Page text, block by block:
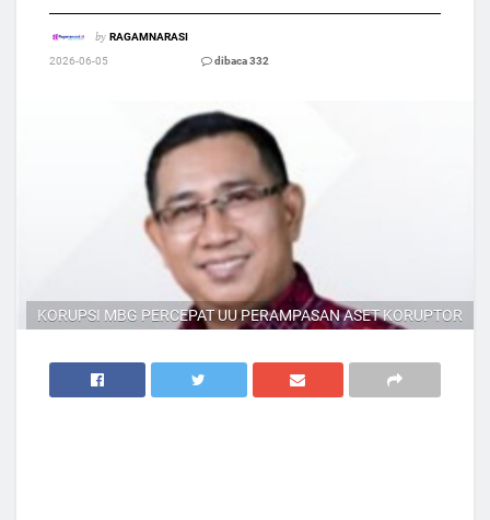
by RAGAMNARASI
2026-06-05
dibaca 332
KORUPSI MBG PERCEPAT UU PERAMPASAN ASET KORUPTOR